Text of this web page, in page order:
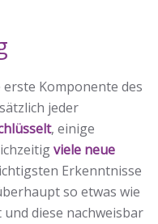
Komponente des
jeder
, einige
viele neue
Erkenntnisse
so etwas wie
diese nachweisbar